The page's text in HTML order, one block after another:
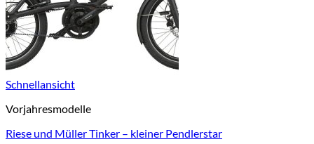
Schnellansicht
Vorjahresmodelle
Riese und Müller Tinker – kleiner Pendlerstar